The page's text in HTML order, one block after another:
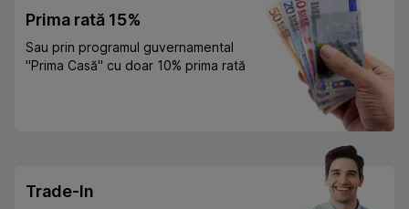
Prima rată 15%
Sau prin programul guvernamental
"Prima Casă" cu doar 10% prima rată
Trade-In